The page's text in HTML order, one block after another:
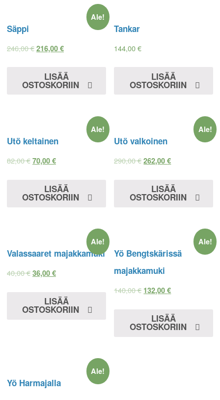
Ale!
Säppi
246,00€ 216,00 €
LISÄÄ
OSTOSKORIIN
Tankar
144,00€
LISÄÄ
OSTOSKORIIN
Ale!
Utö keltainen
82,00€ 70,00 €
LISÄÄ
OSTOSKORIIN
Ale!
Utö valkoinen
290,00€ 262,00€
LISÄÄ
OSTOSKORIIN
Ale!
Valassaaret majakkamuki
40,00€ 36,00 €
LISÄÄ
OSTOSKORIIN
Ale!
Yö Bengtskärissä
majakkamuki
140,00€ 132,00€
LISÄÄ
OSTOSKORIIN
Ale!
Yö Harmajalla